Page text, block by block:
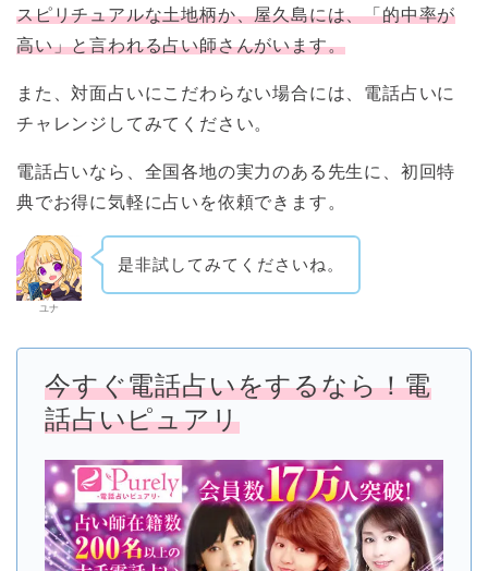
スピリチュアルな土地柄か、屋久島には、「的中率が
高い」と言われる占い師さんがいます。
また、対面占いにこだわらない場合には、電話占いに
チャレンジしてみてください。
電話占いなら、全国各地の実力のある先生に、初回特
典でお得に気軽に占いを依頼できます。
ユナ
是非試してみてくださいね。
今すぐ電話占いをするなら！電
話占いピュアリ